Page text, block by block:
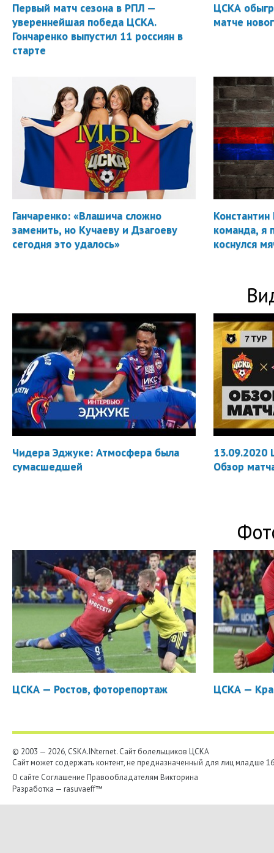
Первый матч сезона в РПЛ —
увереннейшая победа ЦСКА.
Гончаренко выпустил 11 россиян в
старте
ЦСКА
матче
Ганчаренко: «Влашича сложно
заменить, но Кучаеву и Дзагоеву
сегодня это удалось»
Константин
команда, я
коснулся
Чидера Эджуке: Атмосфера была
сумасшедшей
13.09.2020
Обзор
ЦСКА — Ростов, фоторепортаж ЦСКА —
© 2003 — 2026, CSKA.INternet. Cайт болельщиков ЦСКА
Сайт может содержать контент, не предназначенный для лиц младше
О сайте Соглашение Правообладателям Викторина
Разработка — rasuvaeff™